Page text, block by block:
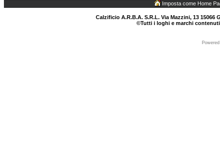
Imposta come Home
Calzificio A.R.B.A. S.R.L. Via Mazzini, 13 15066
©Tutti i loghi e marchi